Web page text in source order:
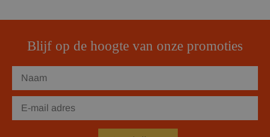
Blijf op de hoogte van onze promoties